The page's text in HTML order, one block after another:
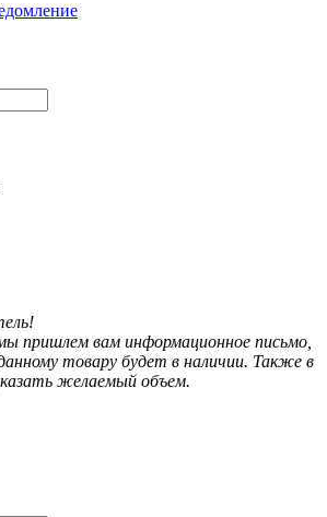
пришлем вам информационное письмо,
товару будет в наличии. Также в
желаемый объем.